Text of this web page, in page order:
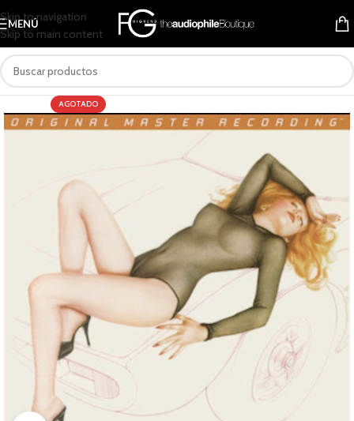
Skip to navigation
Skip to main content
MENÚ
AGOTADO